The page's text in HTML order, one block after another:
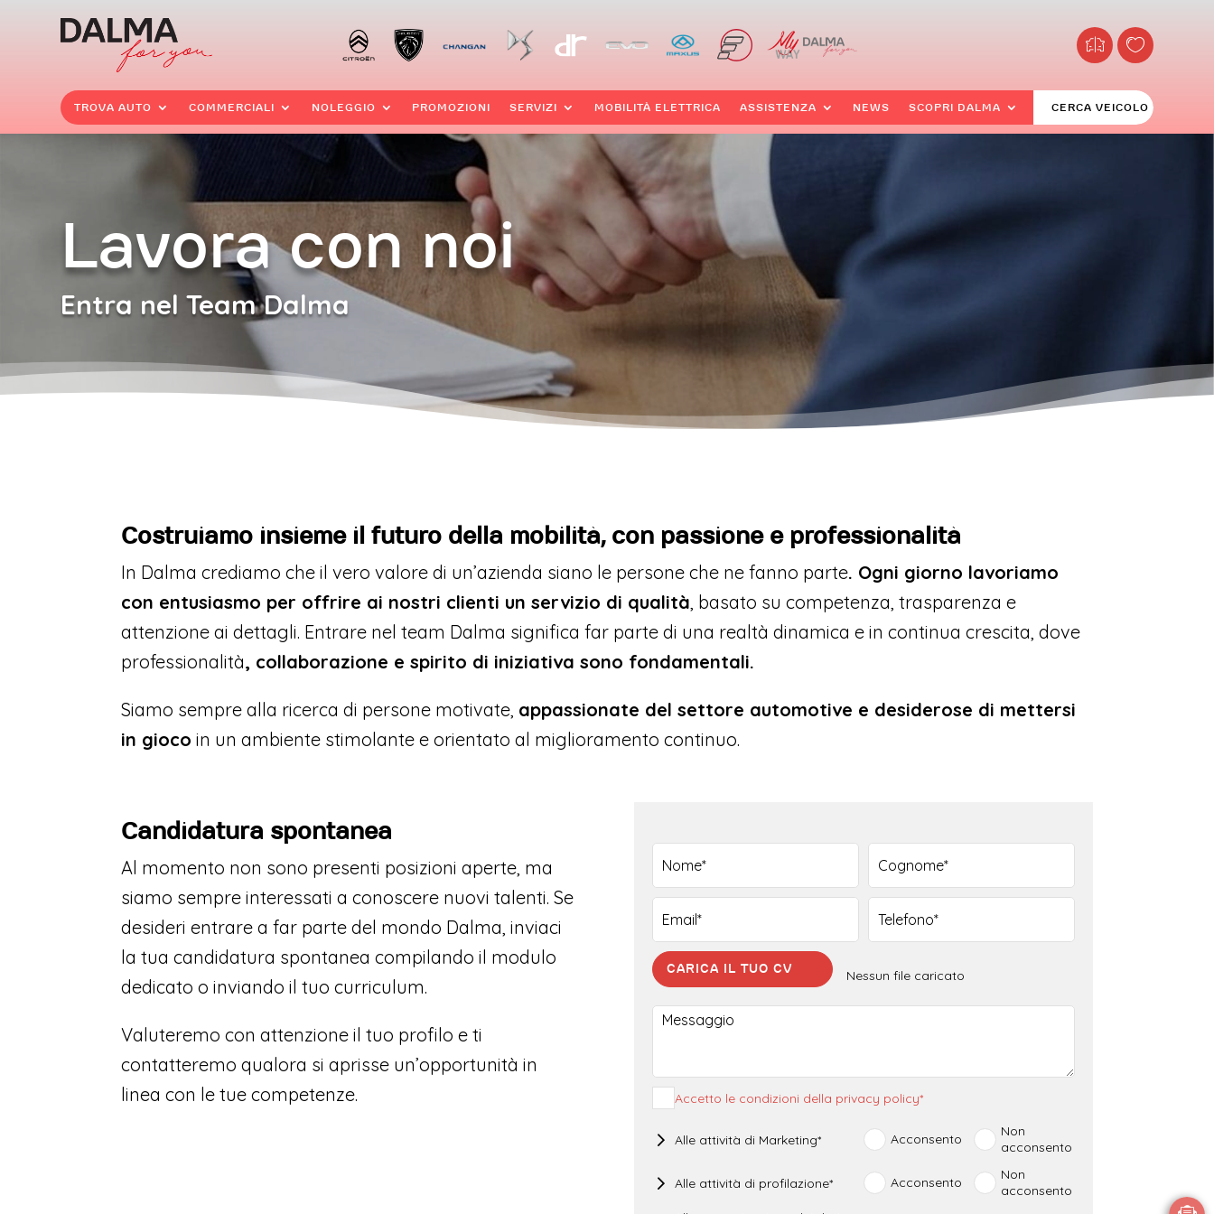
TROVA AUTO COMMERCIALI NOLEGGIO PROMOZIONI SERVIZI MOBILITÀ ELETTRICA ASSISTENZA NEWS SCOPRI DALMA CERCA VEICOLO
Lavora con noi
Entra nel Team Dalma
Costruiamo insieme il futuro della mobilità, con passione e professionalità
In Dalma crediamo che il vero valore di un’azienda siano le persone che ne fanno parte. Ogni giorno lavoriamo
con entusiasmo per offrire ai nostri clienti un servizio di qualità , basato su competenza, trasparenza e
attenzione ai dettagli. Entrare nel team Dalma significa far parte di una realtà dinamica e in continua crescita, dove
professionalità, collaborazione e spirito di iniziativa sono fondamentali.
Siamo sempre alla ricerca di persone motivate, appassionate del settore automotive e desiderose di mettersi
in gioco in un ambiente stimolante e orientato al miglioramento continuo.
Candidatura spontanea
Al momento non sono presenti posizioni aperte, ma
siamo sempre interessati a conoscere nuovi talenti. Se
desideri entrare a far parte del mondo Dalma, inviaci
la tua candidatura spontanea compilando il modulo
dedicato o inviando il tuo curriculum.
Valuteremo con attenzione il tuo profilo e ti
contatteremo qualora si aprisse un’opportunità in
linea con le tue competenze.
Seleziona la fascia oraria di preferenza
Nessun file caricato
Accetto le condizioni della privacy policy*
Alle attività di Marketing* Acconsento
Non
acconsento
Alle attività di profilazione* Acconsento
Non
acconsento